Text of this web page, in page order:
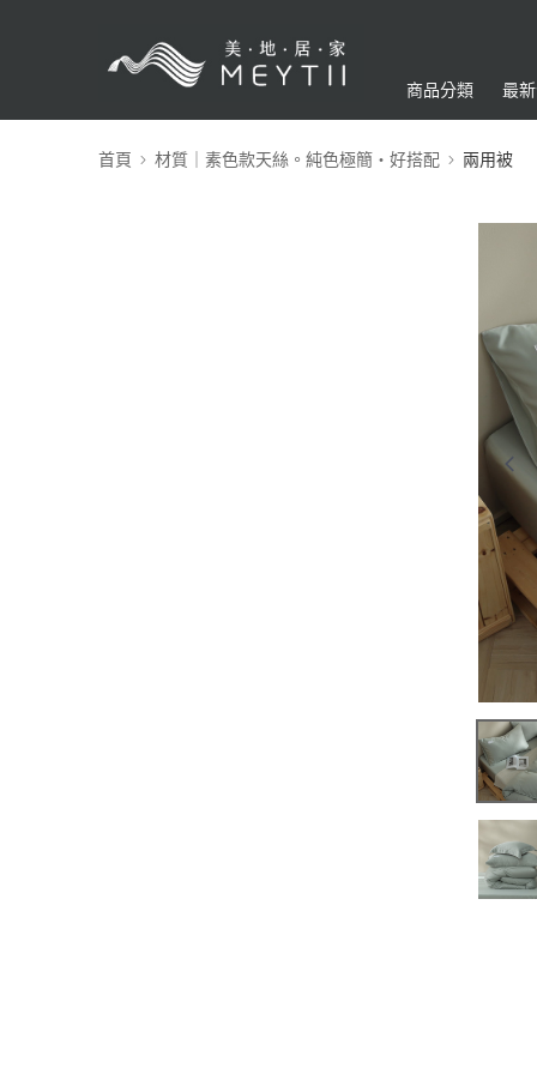
商品分類 最
首頁 材質｜素色款天絲。純色極簡・好搭配 兩用被